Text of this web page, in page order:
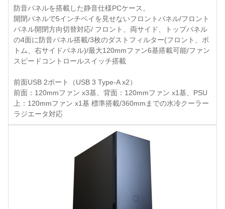
防音パネルを搭載した静音仕様PCケース。
開閉パネルで5インチベイを見せないフロントパネル/フロント
パネル開閉方向切替対応/ フロント、両サイド、トップパネル
の4面に防音パネル搭載/3枚のダストフィルター(フロント、ボ
トム、右サイドパネル)/最大120mmファン6基搭載可能/ファン
スピードコントロールスイッチ搭載
前面USB 2ポート（USB 3 Type-A x2）
前面：120mmファン x3基、背面：120mmファン x1基、PSU
上：120mmファン x1基 標準搭載/360mmまでの水冷クーラー
ラジエータ対応